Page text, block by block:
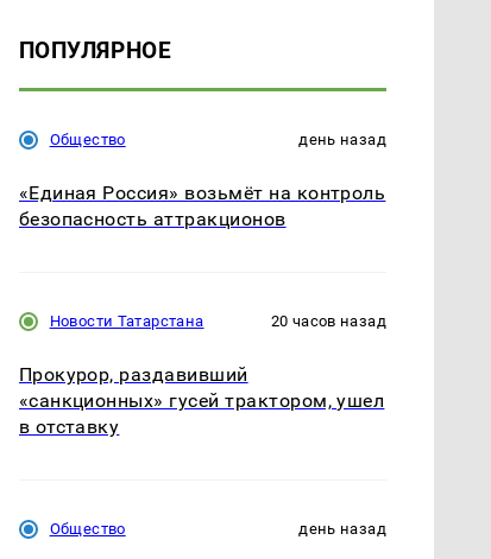
ПОПУЛЯРНОЕ
Общество день назад
«Единая Россия» возьмёт на контроль
безопасность аттракционов
Новости Татарстана 20 часов назад
Прокурор, раздавивший
«санкционных» гусей трактором, ушел
в отставку
Общество день назад